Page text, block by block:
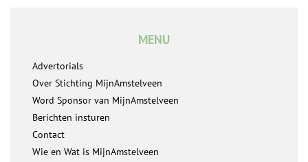
MENU
Advertorials
Over Stichting MijnAmstelveen
Word Sponsor van MijnAmstelveen
Berichten insturen
Contact
Wie en Wat is MijnAmstelveen